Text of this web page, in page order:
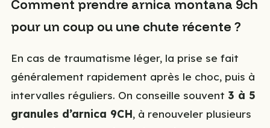
Comment prendre arnica montana 9ch
pour un coup ou une chute récente ?
En cas de traumatisme léger, la prise se fait
généralement rapidement après le choc, puis à
intervalles réguliers. On conseille souvent 3 à 5
granules d’arnica 9CH, à renouveler plusieurs